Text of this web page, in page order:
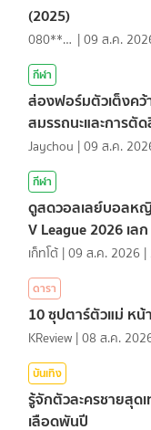
(2025)
080******* |09 ส.ค.
กีฬา
ส่องฟอร์มตัวเต็งคว้
สมรรถนะและการตั
Jaychou |09 ส.ค.
กีฬา
ดูสดวอลเลย์บอลหญิ
V League 2026 เล
เก็ทโต้ |09 ส.ค. 2026 |
ดารา
10 ซุปตาร์ตัวแม่ หน้
KReview |08 ส.ค.
บันเทิง
รู้จักตัวละครชายสุด
เลือดพันปี